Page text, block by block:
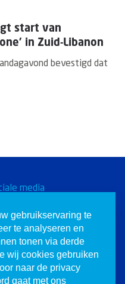
start van
in Zuid-Libanon
bevestigd dat
media
voor
gebruikservaring te
te analyseren en
tonen via derde
wij cookies gebruiken
naar de privacy
gaat met ons